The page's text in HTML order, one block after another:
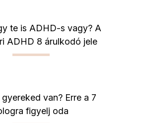
te is ADHD-s vagy? A
ADHD 8 árulkodó jele
van? Erre a 7
figyelj oda